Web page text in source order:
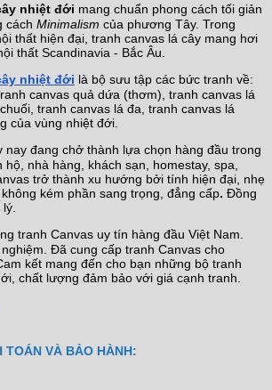
nhiệt đới mang chuẩn phong cách tối giản
cách Minimalism của phương Tây. Trong
thất hiện đại, tranh canvas lá cây mang hơi
thất Scandinavia - Bắc Âu.
nhiệt đới là bộ sưu tập các bức tranh về:
canvas quả dứa (thơm), tranh canvas lá
tranh canvas lá đa, tranh canvas lá
của vùng nhiệt đới.
nay đang chở thành lựa chọn hàng đầu trong
nhà hàng, khách sạn, homestay, spa,
trở thành xu hướng bởi tính hiện đại, nhẹ
kém phần sang trọng, đẳng cấp. Đồng
tranh Canvas uy tín hàng đầu Việt Nam.
Đã cung cấp tranh Canvas cho
kết mang đến cho bạn những bộ tranh
chất lượng đảm bảo với giá cạnh tranh.
TOÁN VÀ BẢO HÀNH: